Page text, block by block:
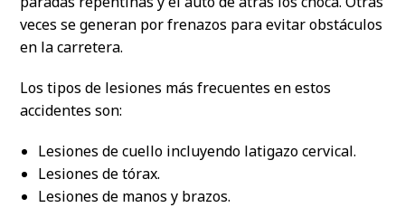
veces se generan por frenazos para evitar obstáculos
en la carretera.
Los tipos de lesiones más frecuentes en estos
accidentes son:
Lesiones de cuello incluyendo latigazo cervical.
Lesiones de tórax.
Lesiones de manos y brazos.